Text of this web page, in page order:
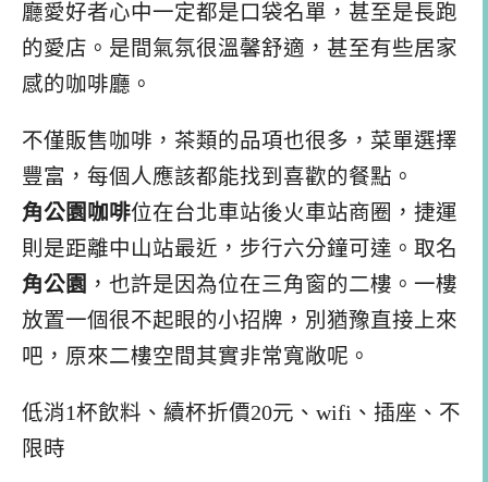
廳愛好者心中一定都是口袋名單，甚至是長跑
的愛店。是間氣氛很溫馨舒適，甚至有些居家
感的咖啡廳。
不僅販售咖啡，茶類的品項也很多，菜單選擇
豐富，每個人應該都能找到喜歡的餐點。
角公園咖啡位在台北車站後火車站商圈，捷運
則是距離中山站最近，步行六分鐘可達。取名
角公園 ，也許是因為位在三角窗的二樓。一樓
放置一個很不起眼的小招牌，別猶豫直接上來
吧，原來二樓空間其實非常寬敞呢。
低消1杯飲料、續杯折價20元、wifi、插座、不
限時